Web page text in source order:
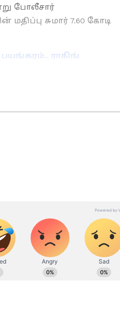
போலீசார்
சுமார் 7.60 கோடி
பயங்கரம்.. ராகிங்
தான் பெரும் பணம்